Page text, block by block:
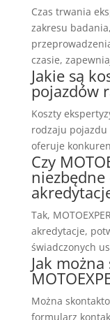
Czas trwania
zakresu
czasie,
Jakie są
pojazdów
Koszty
rodzaju pojazdu
oferuje
Czy
Tak,
akredytacje,
świadczonych
Jak
Można
formularz